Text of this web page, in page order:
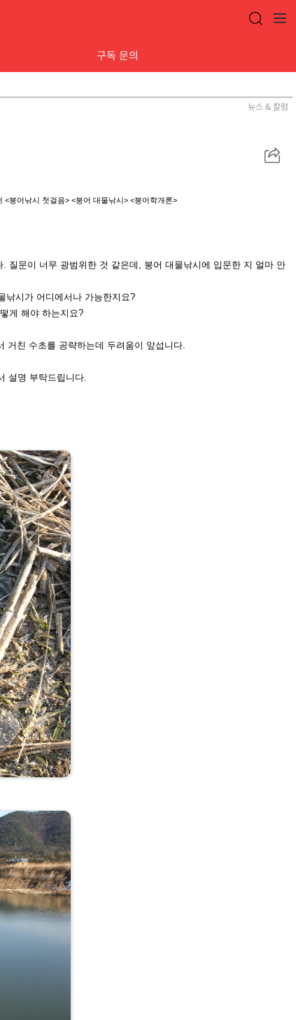
구독 문의
뉴스 & 칼럼
공
유
<붕어낚시 첫걸음> <붕어 대물낚시> <붕어학개론>
질문이 너무 광범 위한 것 같은데, 붕어 대물낚시에 입문한 지 얼마 안
낚시가 어디에서나 가능한지요?
게 해야 하는지요?
거친 수초를 공략하는데 두려움이 앞섭니다.
설명 부탁드립니다.